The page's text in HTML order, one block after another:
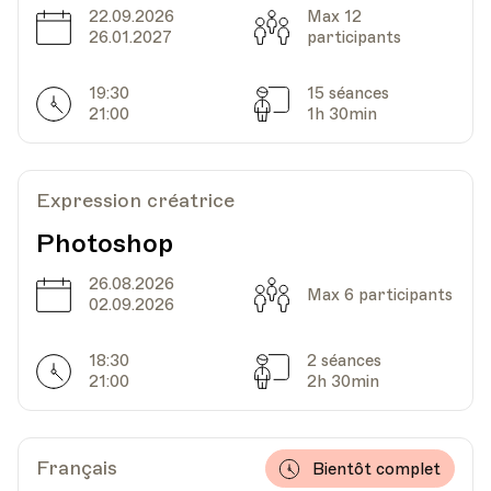
Date16.08.2023 Heure
13.30
LieuUPL - Université populaire de Lausanne -
Escaliers du Marché 2, Lausanne
UPL - Université populaire de Lausanne -
Date
22.09.2026
26.01.2027
Capacité
Max 12
participants
Horarires
19:30
21:00
Séances
15 séances
1h 30min
Expression créatrice
Photoshop
Date
26.08.2026
02.09.2026
Capacité
Max 6 participants
Horarires
18:30
21:00
Séances
2 séances
2h 30min
Français Bientôt complet